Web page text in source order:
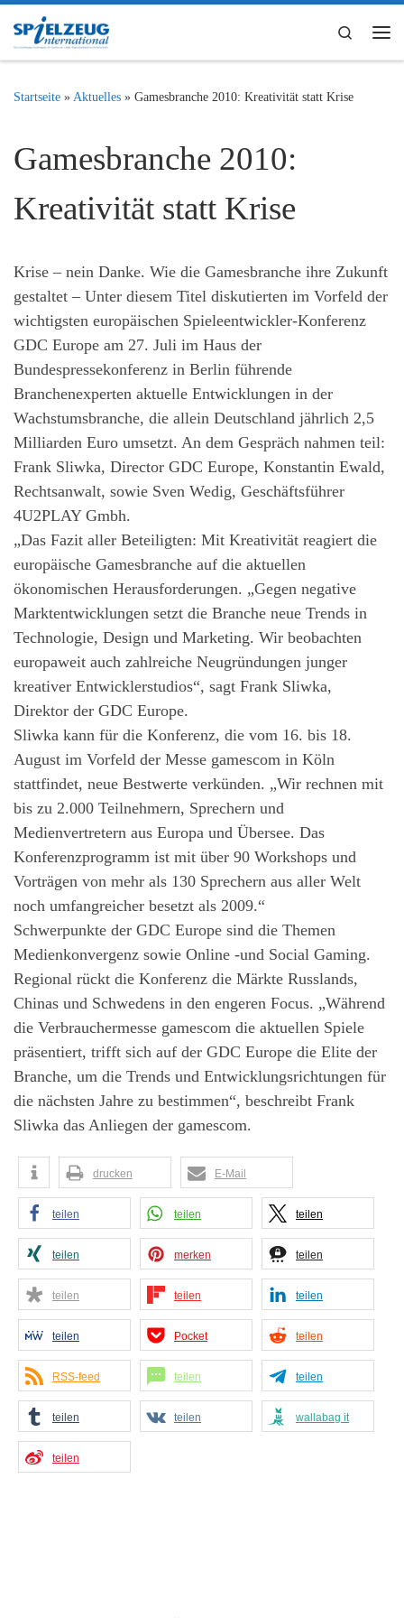
Zum Inhalt springen
Search
Startseite » Aktuelles » Gamesbranche 2010: Kreativität statt Krise
Gamesbranche 2010:
Kreativität statt Krise
Krise – nein Danke. Wie die Gamesbranche ihre Zukunft
gestaltet – Unter diesem Titel diskutierten im Vorfeld der
wichtigsten europäischen Spieleentwickler-Konferenz
GDC Europe am 27. Juli im Haus der
Bundespressekonferenz in Berlin führende
Branchenexperten aktuelle Entwicklungen in der
Wachstumsbranche, die allein Deutschland jährlich 2,5
Milliarden Euro umsetzt. An dem Gespräch nahmen teil:
Frank Sliwka, Director GDC Europe, Konstantin Ewald,
Rechtsanwalt, sowie Sven Wedig, Geschäftsführer
4U2PLAY Gmbh.
„Das Fazit aller Beteiligten: Mit Kreativität reagiert die
europäische Gamesbranche auf die aktuellen
ökonomischen Herausforderungen. „Gegen negative
Marktentwicklungen setzt die Branche neue Trends in
Technologie, Design und Marketing. Wir beobachten
europaweit auch zahlreiche Neugründungen junger
kreativer Entwicklerstudios“, sagt Frank Sliwka,
Direktor der GDC Europe.
Sliwka kann für die Konferenz, die vom 16. bis 18.
August im Vorfeld der Messe gamescom in Köln
stattfindet, neue Bestwerte verkünden. „Wir rechnen mit
bis zu 2.000 Teilnehmern, Sprechern und
Medienvertretern aus Europa und Übersee. Das
Konferenzprogramm ist mit über 90 Workshops und
Vorträgen von mehr als 130 Sprechern aus aller Welt
noch umfangreicher besetzt als 2009.“
Schwerpunkte der GDC Europe sind die Themen
Medienkonvergenz sowie Online -und Social Gaming.
Regional rückt die Konferenz die Märkte Russlands,
Chinas und Schwedens in den engeren Focus. „Während
die Verbrauchermesse gamescom die aktuellen Spiele
präsentiert, trifft sich auf der GDC Europe die Elite der
Branche, um die Trends und Entwicklungsrichtungen für
die nächsten Jahre zu bestimmen“, beschreibt Frank
Sliwka das Anliegen der gamescom.
drucken E-Mail
teilen teilen teilen
teilen merken teilen
teilen teilen teilen
teilen Pocket teilen
RSS-feed teilen teilen
teilen teilen wallabag it
teilen